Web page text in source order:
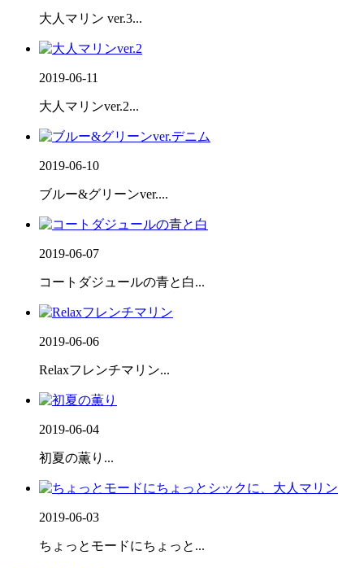
大人マリン ver.3...
2019-06-11
大人マリンver.2...
2019-06-10
ブルー&グリーンver....
2019-06-07
コートダジュールの青と白...
2019-06-06
Relaxフレンチマリン...
2019-06-04
初夏の薫り...
2019-06-03
ちょっとモードにちょっと...